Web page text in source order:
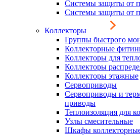
Системы защиты от
Системы защиты от
Коллекторы
Группы быстрого
Коллекторные
Коллекторы для
Коллекторы
Коллекторы этажные
Сервоприводы
Сервоприводы и
приводы
Теплоизоляция для
Узлы смесительные
Шкафы